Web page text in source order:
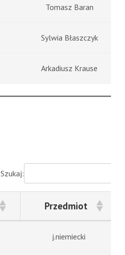
Tomasz Baran
Sylwia Błaszczyk
Arkadiusz Krause
Szukaj:
Przedmiot
j.niemiecki